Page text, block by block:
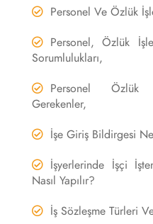
Personel Ve Özlük
Personel, Özlük
Sorumlulukları,
Personel Özlük
Gerekenler,
İşe Giriş Bildirgesi
İşyerlerinde İşçi
Nasıl Yapılır?
İş Sözleşme Türleri